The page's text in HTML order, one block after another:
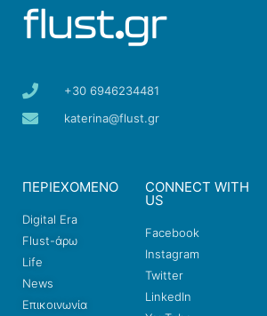
+30 6946234481
katerina@flust.gr
ΠΕΡΙΕΧΟΜΕΝΟ
Digital Era
Flust-άρω
Life
News
Επικοινωνία
CONNECT WITH
US
Facebook
Instagram
Twitter
LinkedIn